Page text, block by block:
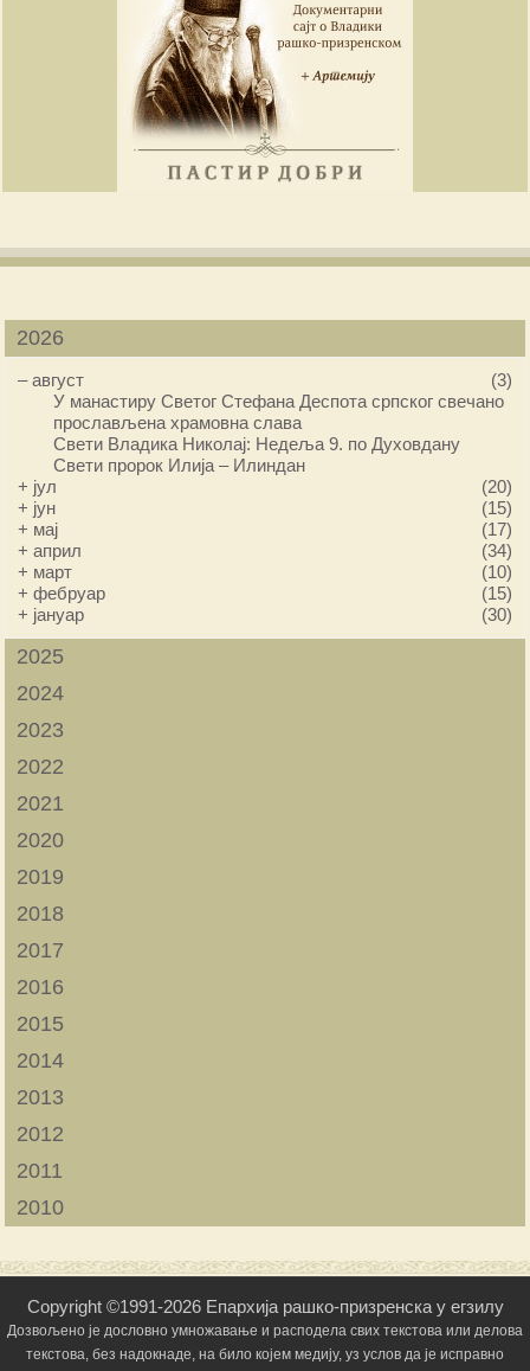
2026
–август
(3)
У манастиру Светог Стефана Деспота српског свечано
прослављена храмовна слава
Свети Владика Николај: Недеља 9. по Духовдану
Свети пророк Илија – Илиндан
+ јул
(20)
+ јун
(15)
+ мај
(17)
+април
(34)
+ март
(10)
+фебруар
(15)
+ јануар (30)
2025
2024
2023
2022
2021
2020
2019
2018
2017
2016
2015
2014
2013
2012
2011
2010
Copyright ©1991-2026 Епархија рашко-призренска у егзилу
Дозвољено је дословно умножавање и расподела свих текстова или делова
текстова, без надокнаде, на било којем медију, уз услов да је исправно